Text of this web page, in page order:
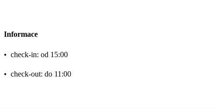
Informace
• check-in: od 15:00
• check-out: do 11:00